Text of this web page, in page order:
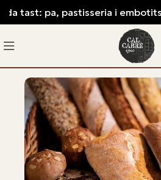
tast: pa, pastisseria i embotits.